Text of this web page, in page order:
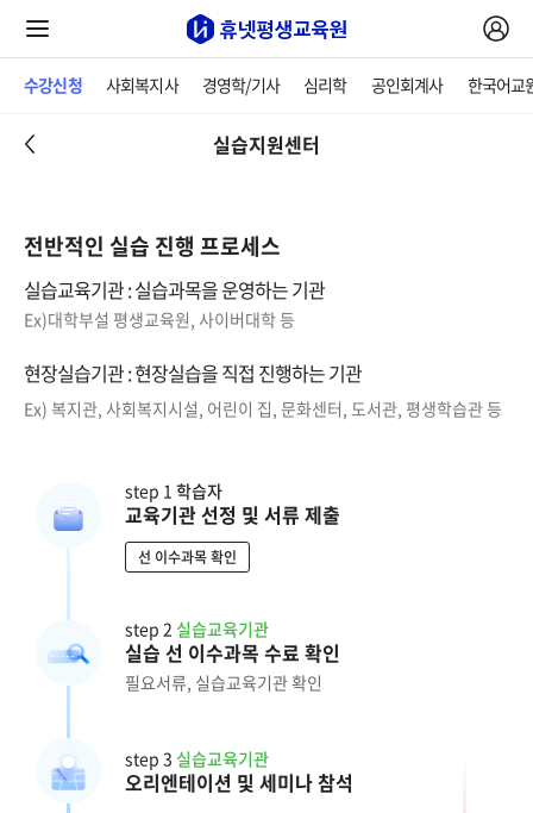
수강신청 사회복지사 경영학/기사 심리학 공인회계사 한국어교
실습지원센터
전반적인 실습 진행 프로세스
실습교육기관 : 실습과목을 운영하는 기관
Ex)대학부설 평생교육원, 사이버대학 등
현장실습기관 : 현장실습을 직접 진행하는 기관
Ex) 복지관, 사회복지시설, 어린이 집, 문화센터, 도서관, 평생학습관 등
step 1 학습자
교육기관 선정 및 서류 제출
선 이수과목 확인
step 2 실습교육기관
실습 선 이수과목 수료 확인
필요서류, 실습교육기관 확인
step 3 실습교육기관
오리엔테이션 및 세미나 참석